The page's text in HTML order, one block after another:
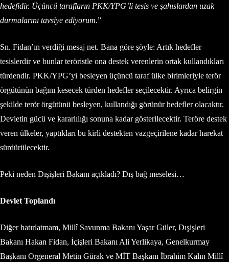
hedefidir. Üçüncü tarafların PKK/YPG’li tesis ve şahıslardan uzak
durmalarını tavsiye ediyorum.”
Sn. Fidan’ın verdiği mesaj net. Bana göre şöyle: Artık hedefler
tesislerdir ve bunlar teröristle ona destek verenlerin ortak kullandıkları
türdendir. PKK/YPG’yi besleyen üçüncü taraf ülke birimleriyle terör
örgütünün bağını kesecek türden hedefler seçilecektir. Ayrıca belirgin
şekilde terör örgütünü besleyen, kullandığı görünür hedefler olacaktır.
Devletin gücü ve kararlılığı sonuna kadar gösterilecektir. Teröre destek
veren ülkeler, yaptıkları bu kirli destekten vazgeçirilene kadar harekat
sürdürülecektir.
Peki neden Dışişleri Bakanı açıkladı? Dış bağ meselesi…
Devlet Toplandı
Diğer hatırlatmam, Millî Savunma Bakanı Yaşar Güler, Dışişleri
Bakanı Hakan Fidan, İçişleri Bakanı Ali Yerlikaya, Genelkurmay
Başkanı Orgeneral Metin Gürak ve MİT Başkanı İbrahim Kalın Millî